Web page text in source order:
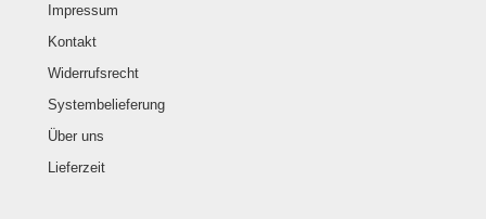
Impressum
Kontakt
Widerrufsrecht
Systembelieferung
Über uns
Lieferzeit